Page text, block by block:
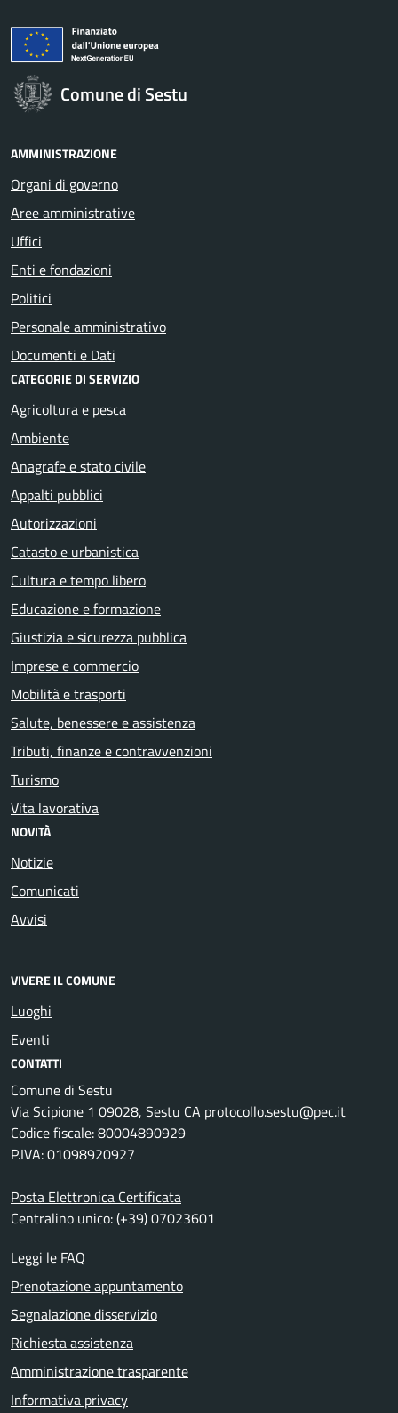
Comune di Sestu
AMMINISTRAZIONE
Organi di governo
Aree amministrative
Uffici
Enti e fondazioni
Politici
Personale amministrativo
Documenti e Dati
CATEGORIE DI SERVIZIO
Agricoltura e pesca
Ambiente
Anagrafe e stato civile
Appalti pubblici
Autorizzazioni
Catasto e urbanistica
Cultura e tempo libero
Educazione e formazione
Giustizia e sicurezza pubblica
Imprese e commercio
Mobilità e trasporti
Salute, benessere e assistenza
Tributi, finanze e contravvenzioni
Turismo
Vita lavorativa
NOVITÀ
Notizie
Comunicati
Avvisi
VIVERE IL COMUNE
Luoghi
Eventi
CONTATTI
Comune di Sestu
Via Scipione 1 09028, Sestu CA protocollo.sestu@pec.it
Codice fiscale: 80004890929
P.IVA: 01098920927
Posta Elettronica Certificata
Centralino unico: (+39) 07023601
Leggi le FAQ
Prenotazione appuntamento
Segnalazione disservizio
Richiesta assistenza
Amministrazione trasparente
Informativa privacy